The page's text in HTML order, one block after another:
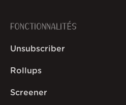
FONCTIONNALITÉS
Unsubscriber
Rollups
Screener